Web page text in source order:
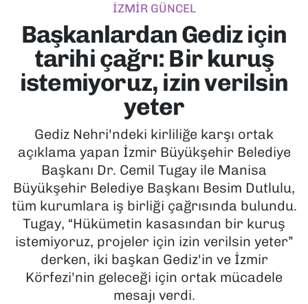
İZMİR GÜNCEL
Başkanlardan Gediz için
tarihi çağrı: Bir kuruş
istemiyoruz, izin verilsin
yeter
Gediz Nehri'ndeki kirliliğe karşı ortak
açıklama yapan İzmir Büyükşehir Belediye
Başkanı Dr. Cemil Tugay ile Manisa
Büyükşehir Belediye Başkanı Besim Dutlulu,
tüm kurumlara iş birliği çağrısında bulundu.
Tugay, “Hükümetin kasasından bir kuruş
istemiyoruz, projeler için izin verilsin yeter”
derken, iki başkan Gediz'in ve İzmir
Körfezi'nin geleceği için ortak mücadele
mesajı verdi.
EKONOMİ
KÜLTÜR SANAT
POLİTİKA
SAĞLIK
SPOR
TEKNOLOJİ
Süper Lig Puan Durumu ve Fikstür
Tüm Manşetler
Son Dakika Haberleri